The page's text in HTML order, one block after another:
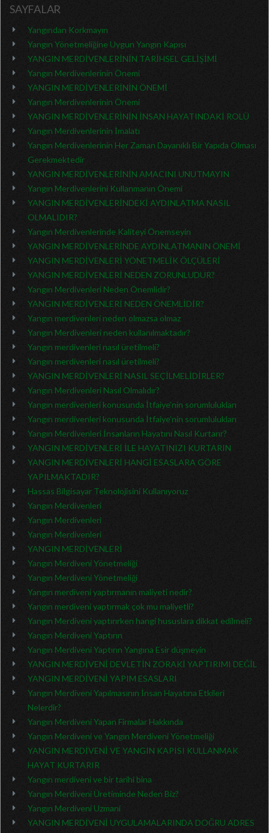
SAYFALAR
Yangından Korkmayın
Yangın Yönetmeliğine Uygun Yangın Kapısı
YANGIN MERDİVENLERİNİN TARİHSEL GELİŞİMİ
Yangın Merdivenlerinin Önemi
YANGIN MERDİVENLERİNİN ÖNEMİ
Yangın Merdivenlerinin Önemi
YANGIN MERDİVENLERİNİN İNSAN HAYATINDAKİ ROLÜ
Yangın Merdivenlerinin İmalatı
Yangın Merdivenlerinin Her Zaman Dayanıklı Bir Yapıda Olması
Gerekmektedir
YANGIN MERDİVENLERİNİN AMACINI UNUTMAYIN
Yangın Merdivenlerini Kullanmanın Önemi
YANGIN MERDİVENLERİNDEKİ AYDINLATMA NASIL
OLMALIDIR?
Yangın Merdivenlerinde Kaliteyi Önemseyin
YANGIN MERDİVENLERİNDE AYDINLATMANIN ÖNEMİ
YANGIN MERDİVENLERİ YÖNETMELİK ÖLÇÜLERİ
YANGIN MERDİVENLERİ NEDEN ZORUNLUDUR?
Yangın Merdivenleri Neden Önemlidir?
YANGIN MERDİVENLERİ NEDEN ÖNEMLİDİR?
Yangın merdivenleri neden olmazsa olmaz
Yangın Merdivenleri neden kullanılmaktadır?
Yangın merdivenleri nasıl üretilmeli?
Yangın merdivenleri nasıl üretilmeli?
YANGIN MERDİVENLERİ NASIL SEÇİLMELİDİRLER?
Yangın Merdivenleri Nasıl Olmalıdır?
Yangın merdivenleri konusunda İtfaiye’nin sorumlulukları
Yangın merdivenleri konusunda İtfaiye’nin sorumlulukları
Yangın Merdivenleri İnsanların Hayatını Nasıl Kurtarır?
YANGIN MERDİVENLERİ İLE HAYATINIZI KURTARIN
YANGIN MERDİVENLERİ HANGİ ESASLARA GÖRE
YAPILMAKTADIR?
Hassas Bilgisayar Teknolojisini Kullanıyoruz
Yangın Merdivenleri
Yangın Merdivenleri
Yangın Merdivenleri
YANGIN MERDİVENLERİ
Yangın Merdiveni Yönetmeliği
Yangın Merdiveni Yönetmeliği
Yangın merdiveni yaptırmanın maliyeti nedir?
Yangın merdiveni yaptırmak çok mu maliyetli?
Yangın Merdiveni yaptırırken hangi hususlara dikkat edilmeli?
Yangın Merdiveni Yaptırın
Yangın Merdiveni Yaptırın Yangına Esir düşmeyin
YANGIN MERDİVENİ DEVLETİN ZORAKİ YAPTIRIMI DEĞİL
YANGIN MERDİVENİ YAPIM ESASLARI
Yangın Merdiveni Yapılmasının İnsan Hayatına Etkileri
Nelerdir?
Yangın Merdiveni Yapan Firmalar Hakkında
Yangın Merdiveni ve Yangın Merdiveni Yönetmeliği
YANGIN MERDİVENİ VE YANGIN KAPISI KULLANMAK
HAYAT KURTARIR
Yangın merdiveni ve bir tarihi bina
Yangın Merdiveni Üretiminde Neden Biz?
Yangın Merdiveni Uzmani
YANGIN MERDİVENİ UYGULAMALARINDA DOĞRU ADRES